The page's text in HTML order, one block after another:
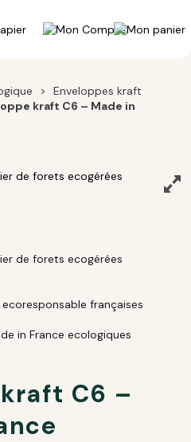
>
Enveloppes kraft
kraft C6 – Made in
C6 –